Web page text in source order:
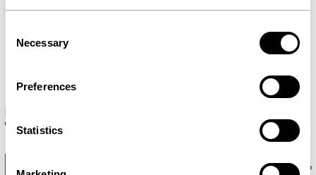
Selection
Necessary
Preferences
Statistics
Noir Tables de chevet Noir
2.049,00kr.